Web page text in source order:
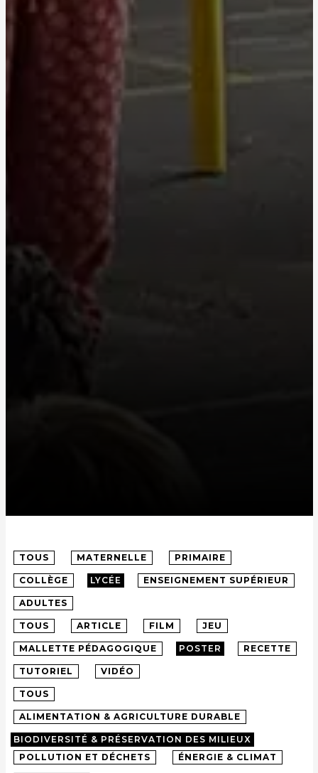
TOUS MATERNELLE PRIMAIRE
COLLÈGE LYCÉE ENSEIGNEMENT SUPÉRIEUR
ADULTES
TOUS ARTICLE FILM JEU
MALLETTE PÉDAGOGIQUE POSTER RECETTE
TUTORIEL VIDÉO
TOUS
ALIMENTATION & AGRICULTURE DURABLE
BIODIVERSITÉ & PRÉSERVATION DES MILIEUX
POLLUTION ET DÉCHETS
ÉNERGIE & CLIMAT